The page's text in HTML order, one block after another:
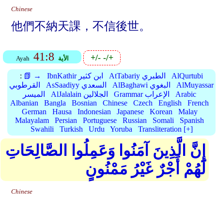
Chinese
他們不納天課，不信後世。
Ayah 41:8 الأية +/--/+
: 📗 → IbnKathir ابن كثير AtTabariy الطبري
AlQurtubi
القرطوبي
AsSaadiyy السعدي AlBaghawi البغوي
AlMuyassar
الميسر
AlJalalain الجلالين Grammar الإعراب
Arabic
Albanian
Bangla Bosnian Chinese Czech English
French
German
Hausa Indonesian Japanese Korean
Malay
Malayalam
Persian Portuguese Russian Somali
Spanish
Swahili
Turkish Urdu Yoruba Transliteration [+]
إِنَّ الَّذِينَ آمَنُوا وَعَمِلُوا الصَّالِحَاتِ
لَهُمْ أَجْرٌ غَيْرُ مَمْنُونٍ
Chinese